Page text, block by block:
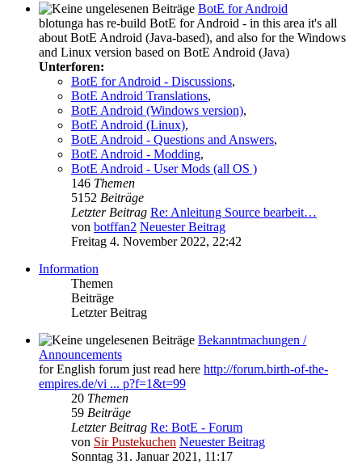
BotE for Android
blotunga has re-build BotE for Android - in this area it's all
about BotE Android (Java-based), and also for the Windows
and Linux version based on BotE Android (Java)
Unterforen:
BotE for Android - Discussions,
BotE Android Translations,
BotE Android (Windows version),
BotE Android (Linux),
BotE Android - Questions and Answers,
BotE Android - Modding,
BotE Android - User Mods (all OS )
146 Themen
5152 Beiträge
Letzter Beitrag Re: Anleitung Source bearbeit…
von botffan2 Neuester Beitrag
Freitag 4. November 2022, 22:42
Information
Themen
Beiträge
Letzter Beitrag
Bekanntmachungen /
Announcements
for English forum just read here http://forum.birth-of-the-
empires.de/vi ... p?f=1&t=99
20 Themen
59 Beiträge
Letzter Beitrag Re: BotE - Forum
von Sir Pustekuchen Neuester Beitrag
Sonntag 31. Januar 2021, 11:17